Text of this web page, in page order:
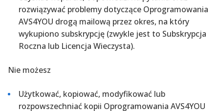
rozwiązywać problemy dotyczące Oprogramowania
AVS4YOU drogą mailową przez okres, na który
wykupiono subskrypcję (zwykle jest to Subskrypcja
Roczna lub Licencja Wieczysta).
Nie możesz
Użytkować, kopiować, modyfikować lub
rozpowszechniać kopii Oprogramowania AVS4YOU